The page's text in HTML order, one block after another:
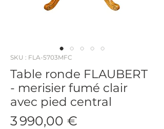
SKU : FLA-5703MFC
Table ronde FLAUBERT
- merisier fumé clair
avec pied central
3 990,00 €